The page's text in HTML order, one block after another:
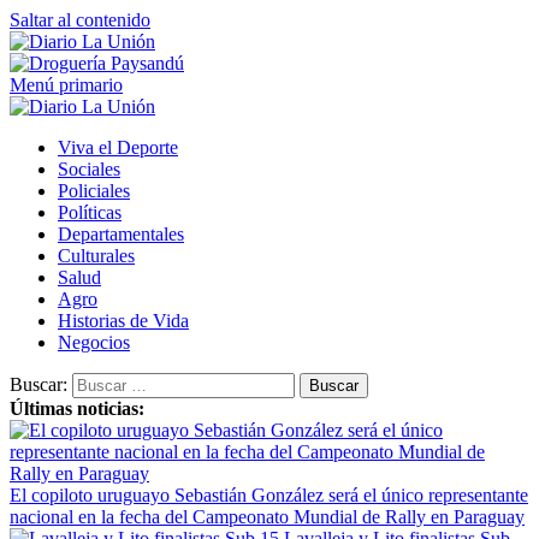
Saltar al contenido
Menú primario
Viva el Deporte
Sociales
Policiales
Políticas
Departamentales
Culturales
Salud
Agro
Historias de Vida
Negocios
Buscar:
Últimas noticias:
El copiloto uruguayo Sebastián González será el único representante
nacional en la fecha del Campeonato Mundial de Rally en Paraguay